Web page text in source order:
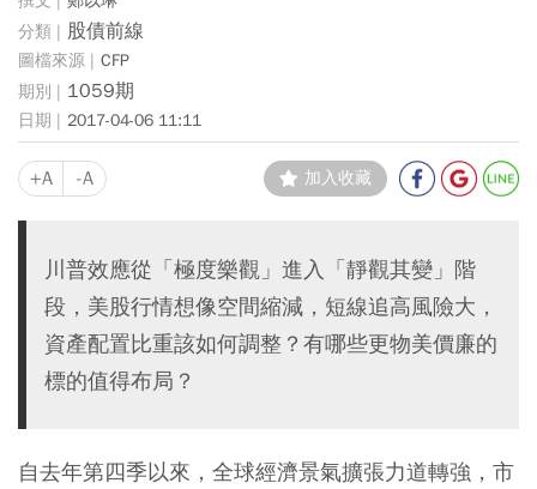
股債前線
CFP
1059期
2017-04-06 11:11
+A -A 加入收藏
川普效應從「極度樂觀」進入「靜觀其變」階
段，美股行情想像空間縮減，短線追高風險大，
資產配置比重該如何調整？有哪些更物美價廉的
標的值得布局？
自去年第四季以來，全球經濟景氣擴張力道轉強，市